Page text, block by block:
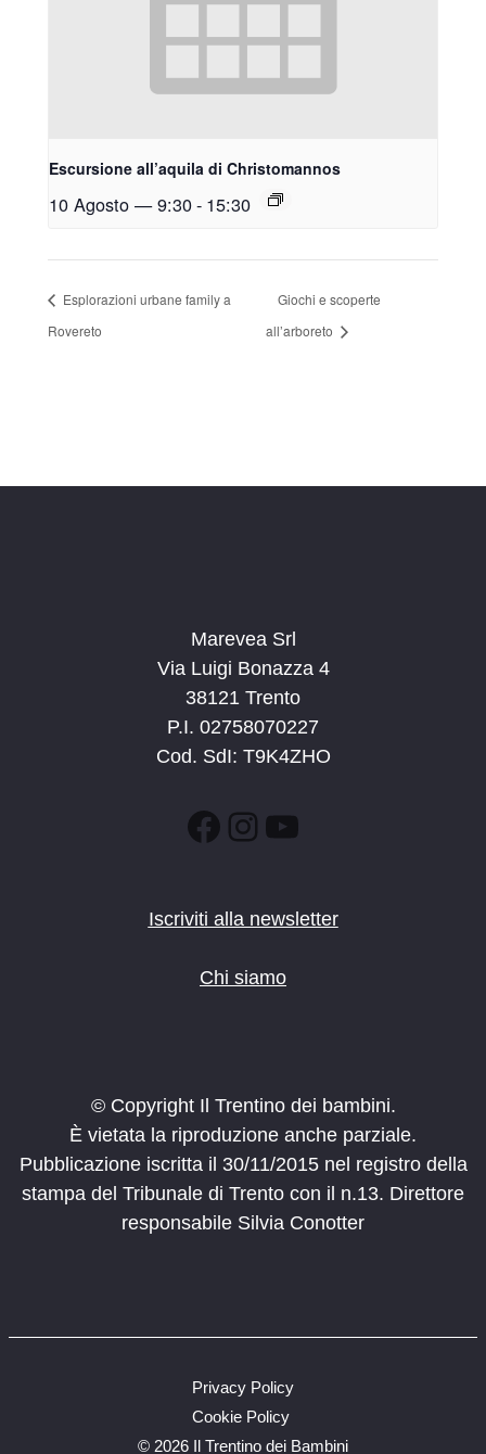
Escursione all’aquila di Christomannos
10 Agosto — 9:30- 15:30
Esplorazioni urbane family a
Rovereto
Giochi e scoperte
all’arboreto
Marevea Srl
Via Luigi Bonazza 4
38121 Trento
P.I. 02758070227
Cod. SdI: T9K4ZHO
Facebook
Instagram
YouTube
Iscriviti alla newsletter
Chi siamo
© Copyright Il Trentino dei bambini.
È vietata la riproduzione anche parziale.
Pubblicazione iscritta il 30/11/2015 nel registro della
stampa del Tribunale di Trento con il n.13. Direttore
responsabile Silvia Conotter
© 2026 Il Trentino dei Bambini
Privacy Policy
Cookie Policy